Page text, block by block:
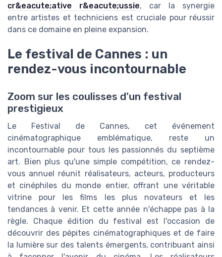
cr&eacute;ative r&eacute;ussie, car la synergie
entre artistes et techniciens est cruciale pour réussir
dans ce domaine en pleine expansion.
Le festival de Cannes : un
rendez-vous incontournable
Zoom sur les coulisses d'un festival
prestigieux
Le Festival de Cannes, cet événement
cinématographique emblématique, reste un
incontournable pour tous les passionnés du septième
art. Bien plus qu'une simple compétition, ce rendez-
vous annuel réunit réalisateurs, acteurs, producteurs
et cinéphiles du monde entier, offrant une véritable
vitrine pour les films les plus novateurs et les
tendances à venir. Et cette année n'échappe pas à la
règle. Chaque édition du festival est l'occasion de
découvrir des pépites cinématographiques et de faire
la lumière sur des talents émergents, contribuant ainsi